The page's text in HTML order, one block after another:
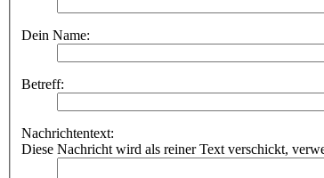
Dein Name:
Betreff:
Nachrichtentext:
Diese Nachricht wird als reiner Text verschickt,